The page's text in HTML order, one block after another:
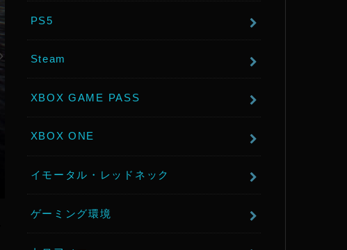
PS5
Steam
XBOX GAME PASS
XBOX ONE
イモータル・レッドネック
ゲーミング環境